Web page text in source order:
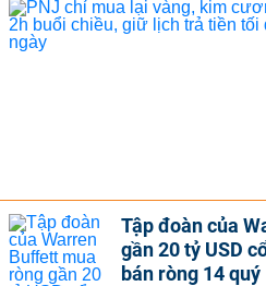
Tập đoàn của
gần 20 tỷ USD
bán ròng 14 quý